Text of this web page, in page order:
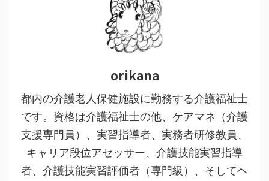
orikana
都内の介護老人保健施設に勤務する介護福祉士
です。資格は介護福祉士の他、ケアマネ（介護
支援専門員）、実習指導者、実務者研修教員、
キャリア段位アセッサー、介護技能実習指導
者、介護技能実習評価者（専門級）、そしてヘ